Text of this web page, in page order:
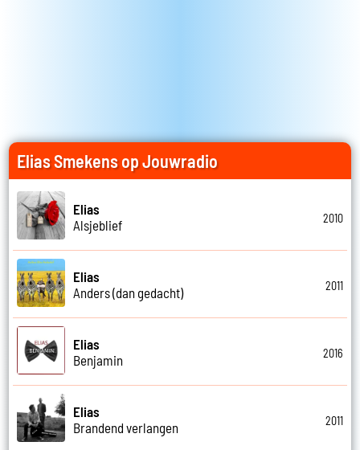
Elias Smekens op Jouwradio
Elias
Alsjeblief
2010
Elias
Anders (dan gedacht)
2011
Elias
Benjamin
2016
Elias
Brandend verlangen
2011